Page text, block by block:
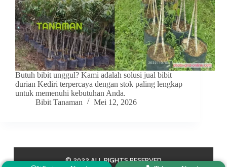
Butuh bibit unggul? Kami adalah solusi jual bibit
durian Kediri terpercaya dengan stok paling lengkap
untuk memenuhi kebutuhan Anda.
Bibit Tanaman
Mei 12, 2026
© 2022 ALL RIGHTS RESERVED